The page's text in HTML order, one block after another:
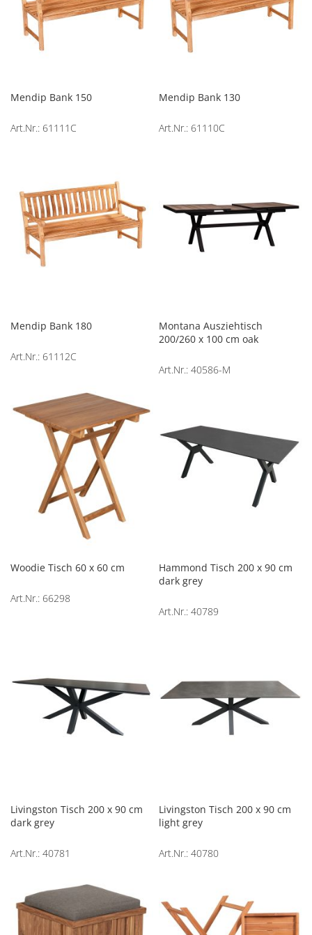
Mendip Bank 150
Art.Nr.: 61111C
Mendip Bank 130
Art.Nr.: 61110C
Mendip Bank 180
Art.Nr.: 61112C
Montana Ausziehtisch
200/260 x 100 cm oak
Art.Nr.: 40586-M
Woodie Tisch 60 x 60 cm
Art.Nr.: 66298
Hammond Tisch 200 x 90 cm
dark grey
Art.Nr.: 40789
Livingston Tisch 200 x 90 cm
dark grey
Art.Nr.: 40781
Livingston Tisch 200 x 90 cm
light grey
Art.Nr.: 40780